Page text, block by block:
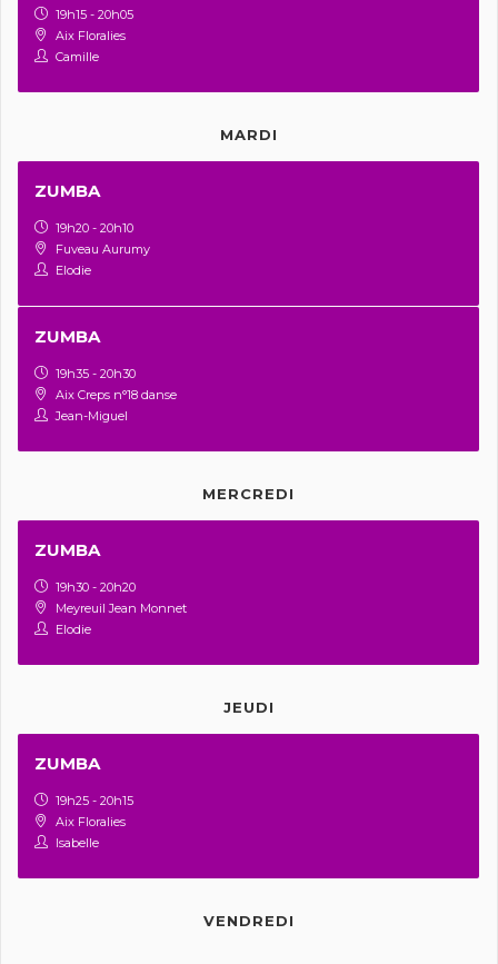
19h15 - 20h05
Aix Floralies
Camille
MARDI
ZUMBA
19h20 - 20h10
Fuveau Aurumy
Elodie
ZUMBA
19h35 - 20h30
Aix Creps n°18 danse
Jean-Miguel
MERCREDI
ZUMBA
19h30 - 20h20
Meyreuil Jean Monnet
Elodie
JEUDI
ZUMBA
19h25 - 20h15
Aix Floralies
Isabelle
VENDREDI